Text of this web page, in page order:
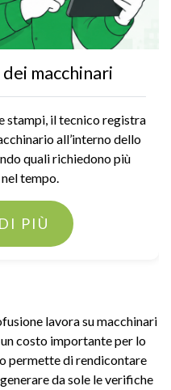
macchinari
stampi, il tecnico registra
all’interno dello
quali richiedono più
tempo.
PIÙ
lavora su macchinari
costo importante per lo
permette di rendicontare
da sole le verifiche